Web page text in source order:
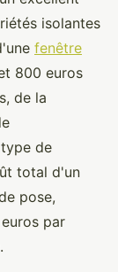
isolantes
fenêtre
800 euros
de la
de
total d'un
pose,
par